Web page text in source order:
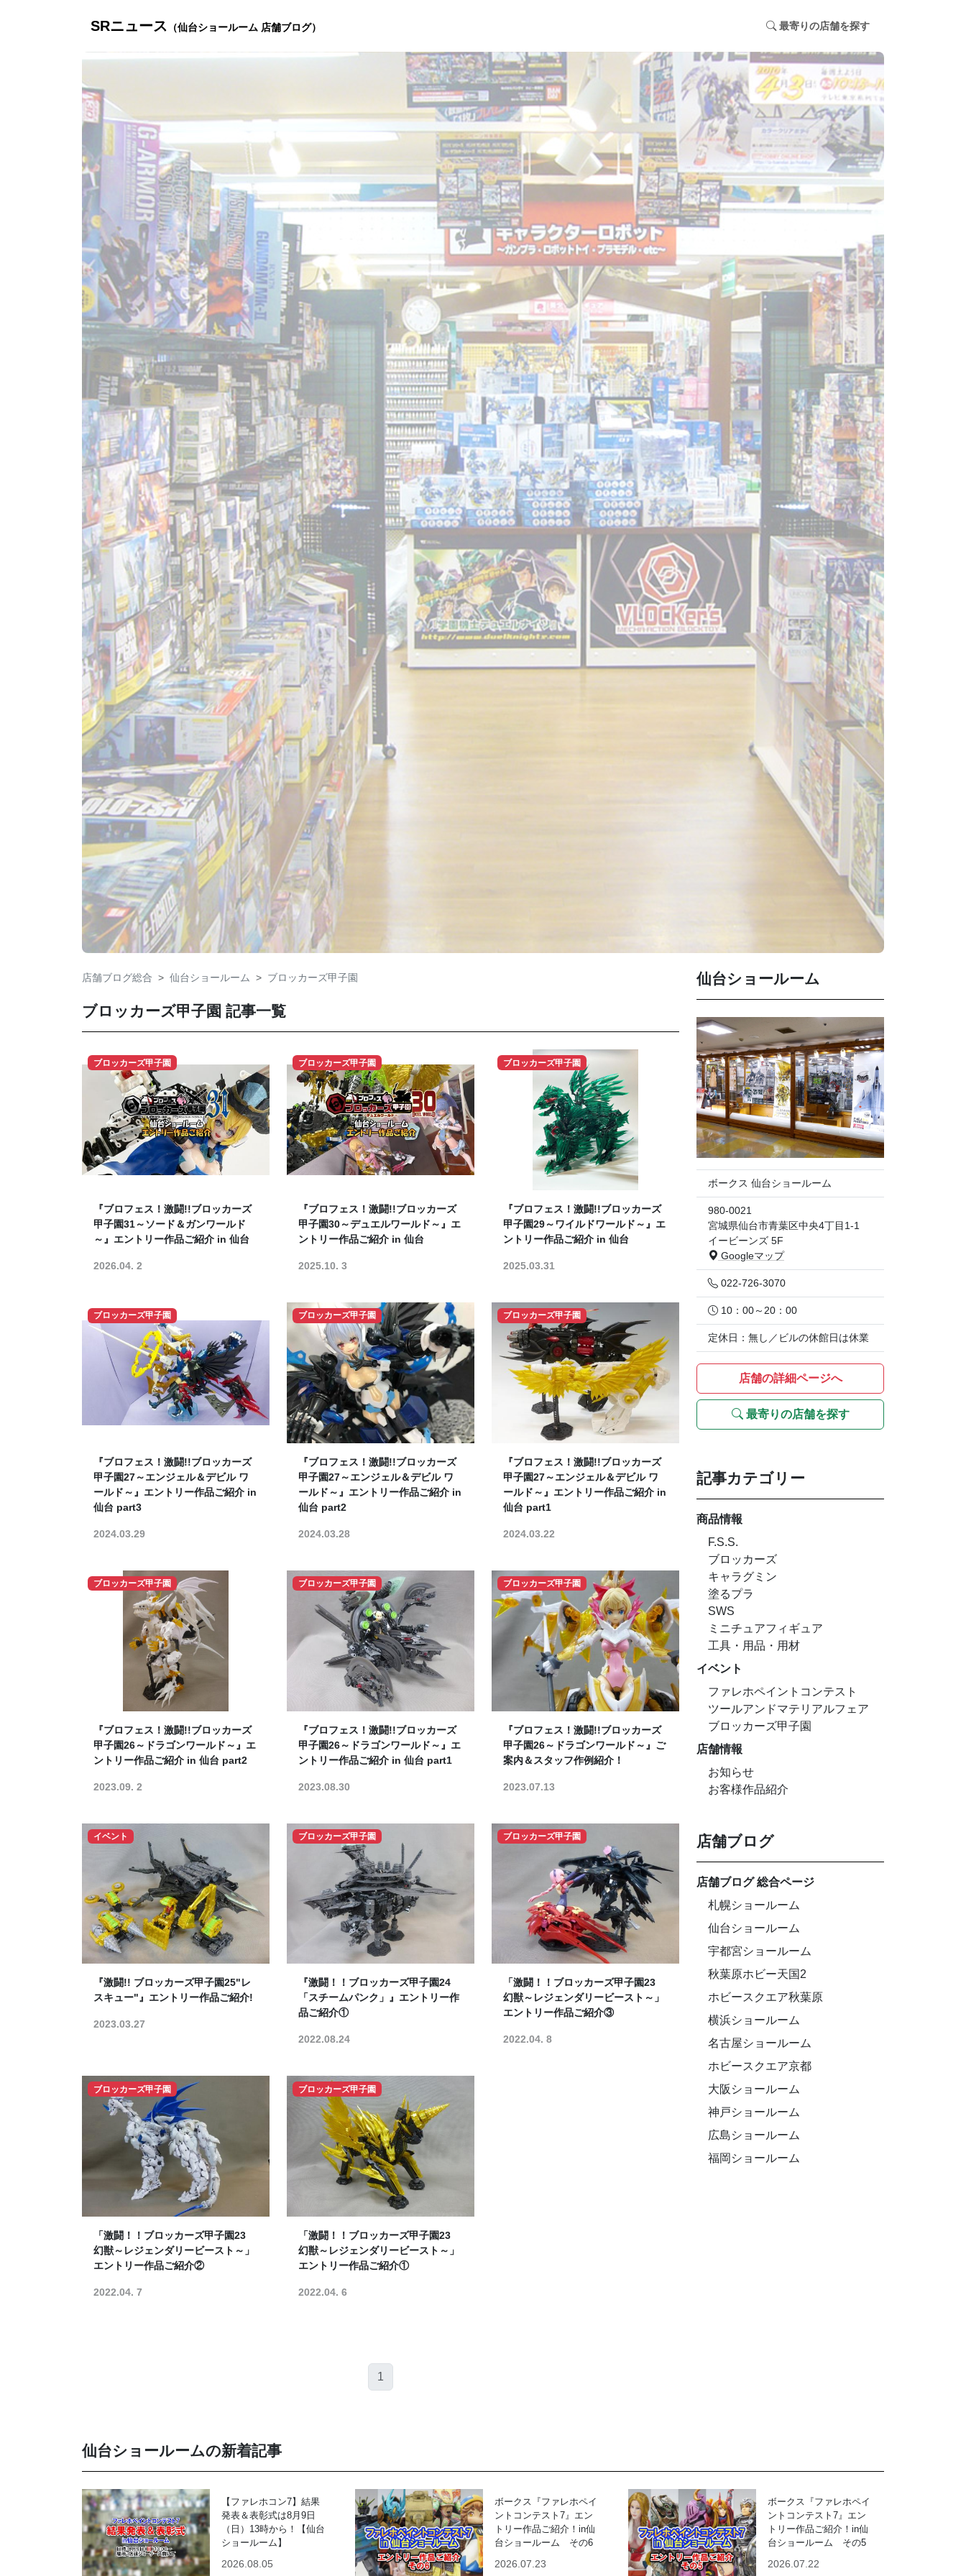
SRニュース （仙台ショールーム 店舗ブログ） 最寄りの店舗を探す
店舗ブログ総合 仙台ショールーム ブロッカーズ甲子園
ブロッカーズ甲子園 記事一覧
ブロッカーズ甲子園
『ブロフェス！激闘!!ブロッカーズ
甲子園31～ソード＆ガンワールド
～』エントリー作品ご紹介 in 仙台
2026.04. 2
ブロッカーズ甲子園
『ブロフェス！激闘!!ブロッカーズ
甲子園30～デュエルワールド～』エ
ントリー作品ご紹介 in 仙台
2025.10. 3
ブロッカーズ甲子園
『ブロフェス！激闘!!ブロッカーズ
甲子園29～ワイルドワールド～』エ
ントリー作品ご紹介 in 仙台
2025.03.31
ブロッカーズ甲子園
『ブロフェス！激闘!!ブロッカーズ
甲子園27～エンジェル＆デビル ワ
ールド～』エントリー作品ご紹介 in
仙台 part3
2024.03.29
ブロッカーズ甲子園
『ブロフェス！激闘!!ブロッカーズ
甲子園27～エンジェル＆デビル ワ
ールド～』エントリー作品ご紹介 in
仙台 part2
2024.03.28
ブロッカーズ甲子園
『ブロフェス！激闘!!ブロッカーズ
甲子園27～エンジェル＆デビル ワ
ールド～』エントリー作品ご紹介 in
仙台 part1
2024.03.22
ブロッカーズ甲子園
『ブロフェス！激闘!!ブロッカーズ
甲子園26～ドラゴンワールド～』エ
ントリー作品ご紹介 in 仙台 part2
2023.09. 2
ブロッカーズ甲子園
『ブロフェス！激闘!!ブロッカーズ
甲子園26～ドラゴンワールド～』エ
ントリー作品ご紹介 in 仙台 part1
2023.08.30
ブロッカーズ甲子園
『ブロフェス！激闘!!ブロッカーズ
甲子園26～ドラゴンワールド～』ご
案内＆スタッフ作例紹介！
2023.07.13
イベント
『激闘!! ブロッカーズ甲子園25"レ
スキュー"』エントリー作品ご紹介!
2023.03.27
ブロッカーズ甲子園
『激闘！！ブロッカーズ甲子園24
「スチームパンク」』エントリー作
品ご紹介①
2022.08.24
ブロッカーズ甲子園
「激闘！！ブロッカーズ甲子園23
幻獣～レジェンダリービースト～」
エントリー作品ご紹介③
2022.04. 8
ブロッカーズ甲子園
「激闘！！ブロッカーズ甲子園23
幻獣～レジェンダリービースト～」
エントリー作品ご紹介②
2022.04. 7
ブロッカーズ甲子園
「激闘！！ブロッカーズ甲子園23
幻獣～レジェンダリービースト～」
エントリー作品ご紹介①
2022.04. 6
1
仙台ショールーム
ボークス 仙台ショールーム
980-0021
宮城県仙台市青葉区中央4丁目1-1
イービーンズ 5F
Googleマップ
022-726-3070
10：00～20：00
定休日：無し／ビルの休館日は休業
店舗の詳細ページへ
最寄りの店舗を探す
記事カテゴリー
商品情報
F.S.S.
ブロッカーズ
キャラグミン
塗るプラ
SWS
ミニチュアフィギュア
工具・用品・用材
イベント
ファレホペイントコンテスト
ツールアンドマテリアルフェア
ブロッカーズ甲子園
店舗情報
お知らせ
お客様作品紹介
店舗ブログ
店舗ブログ 総合ページ
札幌ショールーム
仙台ショールーム
宇都宮ショールーム
秋葉原ホビー天国2
ホビースクエア秋葉原
横浜ショールーム
名古屋ショールーム
ホビースクエア京都
大阪ショールーム
神戸ショールーム
広島ショールーム
福岡ショールーム
仙台ショールームの新着記事
【ファレホコン7】結果
発表＆表彰式は8月9日
（日）13時から！【仙台
ショールーム】
2026.08.05
ボークス『ファレホペイ
ントコンテスト7』エン
トリー作品ご紹介！in仙
台ショールーム その6
2026.07.23
ボークス『ファレホペイ
ントコンテスト7』エン
トリー作品ご紹介！in仙
台ショールーム その5
2026.07.22